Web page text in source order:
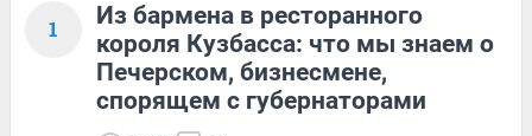
1
Из бармена в ресторанного
короля Кузбасса: что мы знаем о
Печерском, бизнесмене,
спорящем с губернаторами